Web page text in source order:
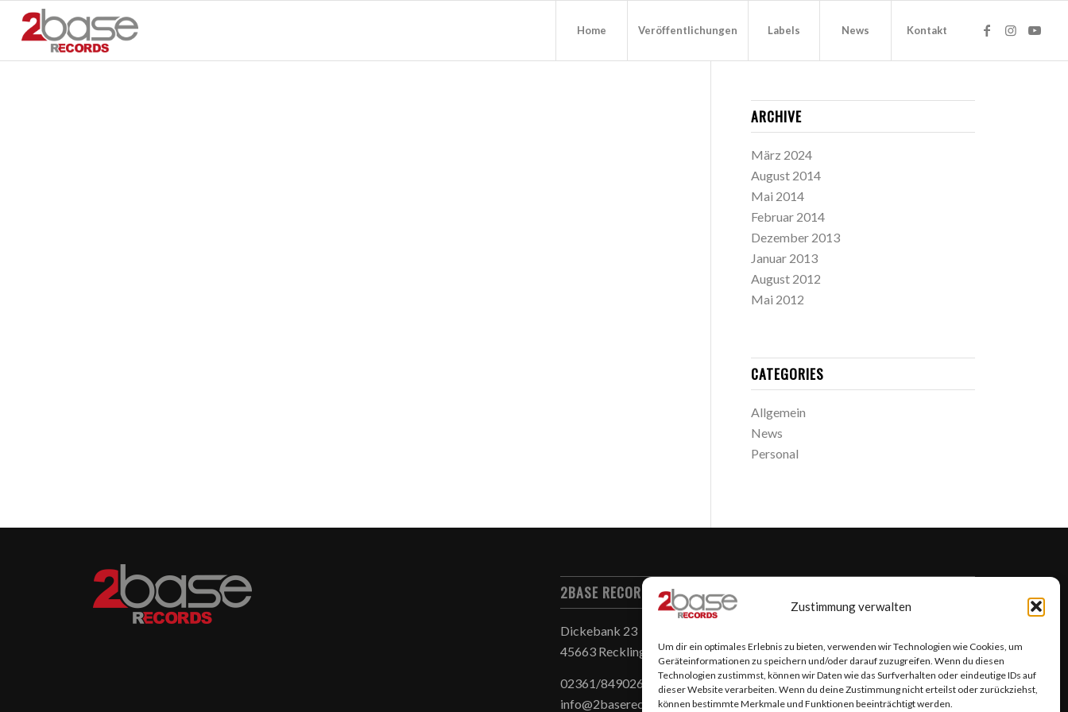
Zustimmung verwalten
Um dir ein optimales Erlebnis zu bieten, verwenden wir Technologien wie Cookies, um
Geräteinformationen zu speichern und/oder darauf zuzugreifen. Wenn du diesen
Technologien zustimmst, können wir Daten wie das Surfverhalten oder eindeutige IDs auf
dieser Website verarbeiten. Wenn du deine Zustimmung nicht erteilst oder zurückziehst,
können bestimmte Merkmale und Funktionen beeinträchtigt werden.
Home Veröffentlichungen Labels News Kontakt
ARCHIVE
März 2024
August 2014
Mai 2014
Februar 2014
Dezember 2013
Januar 2013
August 2012
Mai 2012
CATEGORIES
Allgemein
News
Personal
2BASE RECORDS & 2BASE PUBLISHING
Dickebank 23
45663 Recklinghausen
02361/8490260
info@2baserecords.de